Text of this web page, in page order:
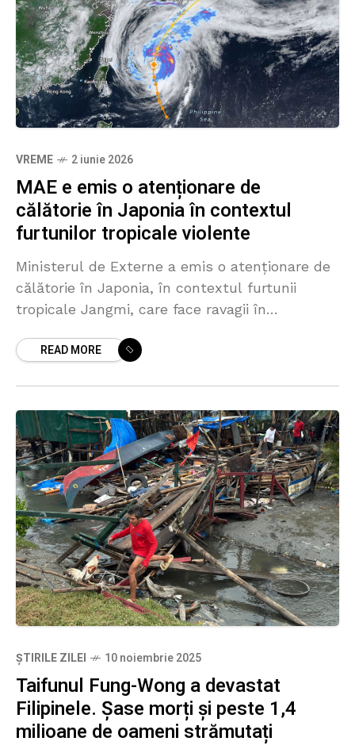
VREME 2 iunie 2026
MAE e emis o atenționare de
călătorie în Japonia în contextul
furtunilor tropicale violente
Ministerul de Externe a emis o atenționare de
călătorie în Japonia, în contextul furtunii
tropicale Jangmi, care face ravagii în
denumit în Japonia „Taifunul nr. 6”
READ MORE
ȘTIRILE ZILEI 10 noiembrie 2025
Taifunul Fung-Wong a devastat
Filipinele. Șase morți și peste 1,4
milioane de oameni strămutați